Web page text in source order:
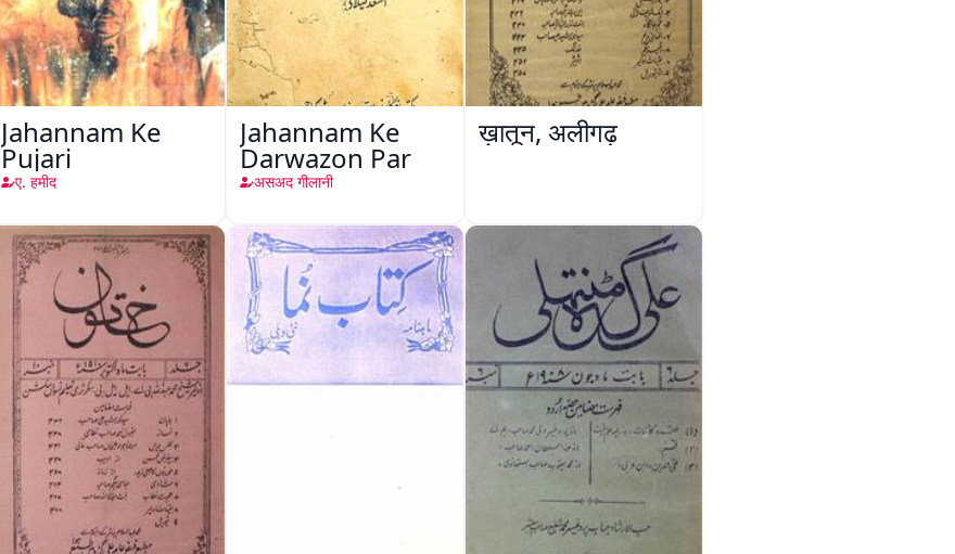
Jahannam Ke
Pujari
ए. हमीद
Jahannam Ke
Darwazon Par
असअद गीलानी
ख़ातून, अलीगढ़